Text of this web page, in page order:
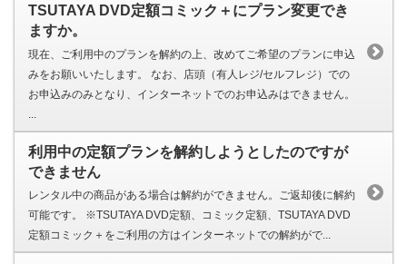
TSUTAYA DVD定額コミック＋にプラン変更でき
ますか。
現在、ご利用中のプランを解約の上、改めてご希望のプランに申込
みをお願いいたします。 なお、店頭（有人レジ/セルフレジ）での
お申込みのみとなり、インターネットでのお申込みはできません。
...
利用中の定額プランを解約しようとしたのですが
できません
レンタル中の商品がある場合は解約ができません。ご返却後に解約
可能です。 ※TSUTAYA DVD定額、コミック定額、TSUTAYA DVD
定額コミック＋をご利用の方はインターネットでの解約がで...